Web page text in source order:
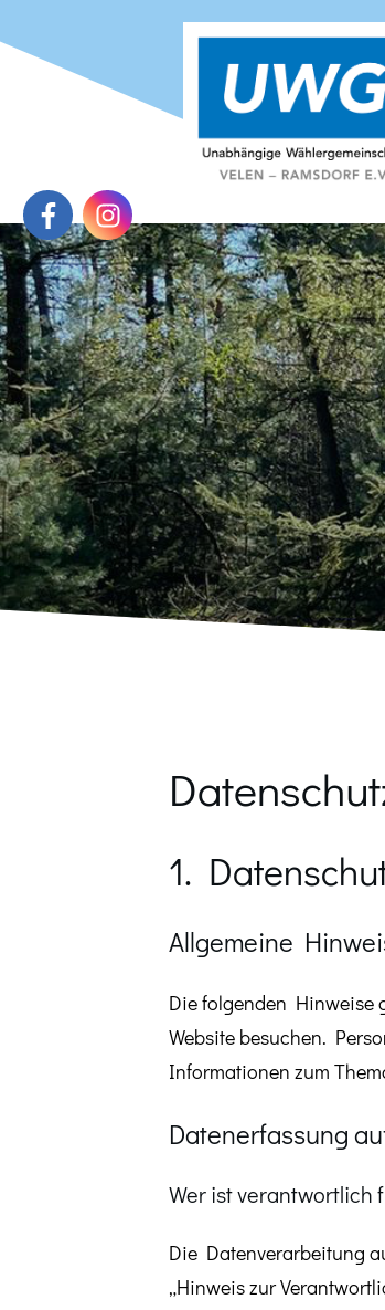
1.
Allgemeine
Die folgenden Hinweise
Website besuchen.
Informationen zum
Datenerfassung
Wer ist verantwortlich
Die Datenverarbeitung
„Hinweis zur